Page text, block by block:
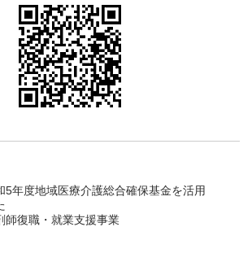
5年度地域医療介護総合確保基金を活用
師復職・就業支援事業